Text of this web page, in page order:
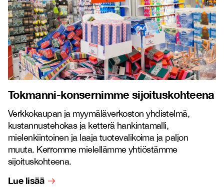
Tokmanni-konsernimme sijoituskohteena
Verkkokaupan ja myymäläverkoston yhdistelmä,
kustannustehokas ja ketterä hankintamalli,
mielenkiintoinen ja laaja tuotevalikoima ja paljon
muuta. Kerromme mielellämme yhtiöstämme
sijoituskohteena.
Lue lisää